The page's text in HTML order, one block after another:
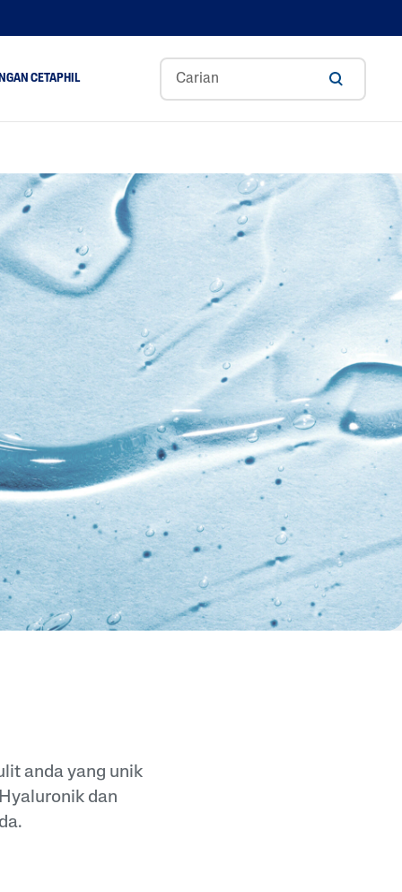
Aloe Vera
Gliserin
Asid Hyaluronik
Niacinamide
Panthenol
Shea Butter
Tocopherol
CETAPHIL
anda yang unik
dan